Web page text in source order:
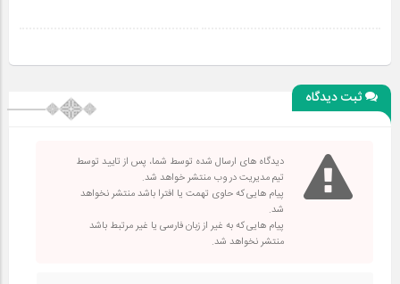
ثبت دیدگاه
دیدگاه های ارسال شده توسط شما، پس از تایید توسط
تیم مدیریت در وب منتشر خواهد شد.
پیام هایی که حاوی تهمت یا افترا باشد منتشر نخواهد
شد.
پیام هایی که به غیر از زبان فارسی یا غیر مرتبط باشد
منتشر نخواهد شد.